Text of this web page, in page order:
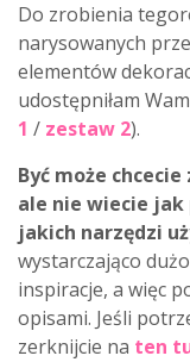
Do zrobienia
narysowanych
elementów
udostępniłam
1 / zestaw 2).
Być może
ale nie wiecie jak
jakich narzędzi
wystarczająco
inspiracje, a więc
opisami. Jeśli
zerknijcie na ten